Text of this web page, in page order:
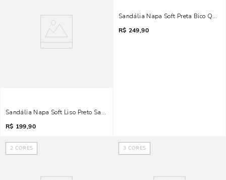
Sandália Napa Soft Liso Preto Salto Alto
R$ 199,90
Sandália Napa Soft Preta Bico
R$ 249,90
2 CORES 3 CORES